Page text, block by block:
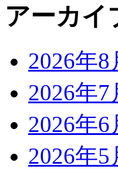
アーカイ
2026年8
2026年7
2026年6
2026年5